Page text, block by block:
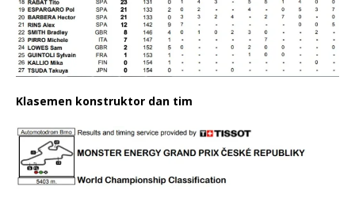
Klasemen konstruktor dan tim